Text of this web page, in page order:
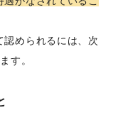
認められるには、次
す。